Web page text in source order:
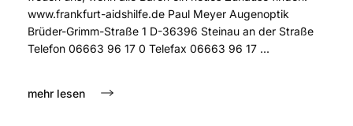
www.frankfurt-aidshilfe.de Paul Meyer Augenoptik
Brüder-Grimm-Straße 1 D-36396 Steinau an der Straße
Telefon 06663 96 17 0 Telefax 06663 96 17 ...
mehr lesen